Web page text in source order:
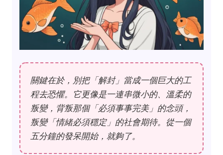
關鍵在於，別把「解封」當成一個巨大的工
程去恐懼。它更像是一連串微小的、溫柔的
叛變，背叛那個「必須事事完美」的念頭，
叛變「情緒必須穩定」的社會期待。從一個
五分鐘的發呆開始，就夠了。